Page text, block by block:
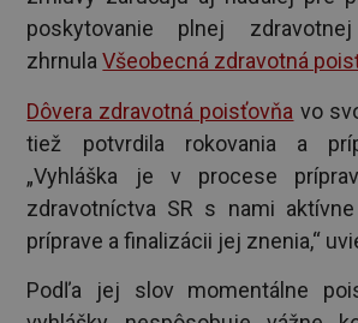
poskytovanie plnej zdravotnej
zhrnulaVšeobecná zdravotná
Dôvera zdravotná poisťovňa vo
tiež potvrdila rokovania a
„Vyhláška je v procese
zdravotníctva SR s nami
príprave a finalizácii jej znenia,“
Podľa jej slov momentálne